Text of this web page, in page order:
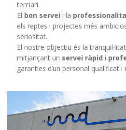
terciari.
El bon servei i la
els reptes i projectes més
seriositat.
El nostre objectiu és la
mitjançant un servei ràpid i
garanties d’un personal qualificat i